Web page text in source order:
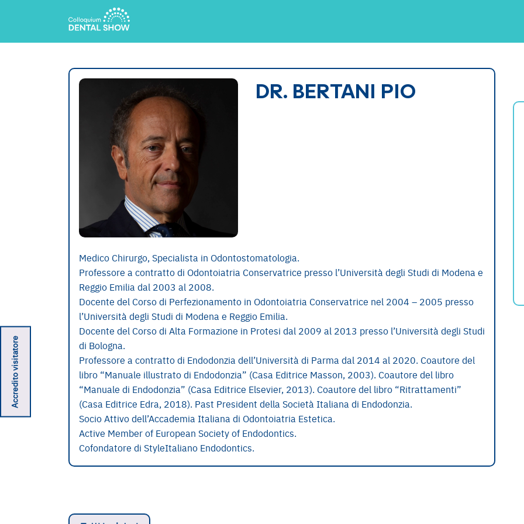
Accredito visitatore
DR. BERTANI PIO
Medico Chirurgo, Specialista in Odontostomatologia.
Professore a contratto di Odontoiatria Conservatrice presso l’Università degli Studi di Modena e
Reggio Emilia dal 2003 al 2008.
Docente del Corso di Perfezionamento in Odontoiatria Conservatrice nel 2004 – 2005 presso
l’Università degli Studi di Modena e Reggio Emilia.
Docente del Corso di Alta Formazione in Protesi dal 2009 al 2013 presso l’Università degli Studi
di Bologna.
Professore a contratto di Endodonzia dell’Università di Parma dal 2014 al 2020. Coautore del
libro “Manuale illustrato di Endodonzia” (Casa Editrice Masson, 2003). Coautore del libro
“Manuale di Endodonzia” (Casa Editrice Elsevier, 2013). Coautore del libro “Ritrattamenti”
(Casa Editrice Edra, 2018). Past President della Società Italiana di Endodonzia.
Socio Attivo dell’Accademia Italiana di Odontoiatria Estetica.
Active Member of European Society of Endodontics.
Cofondatore di StyleItaliano Endodontics.